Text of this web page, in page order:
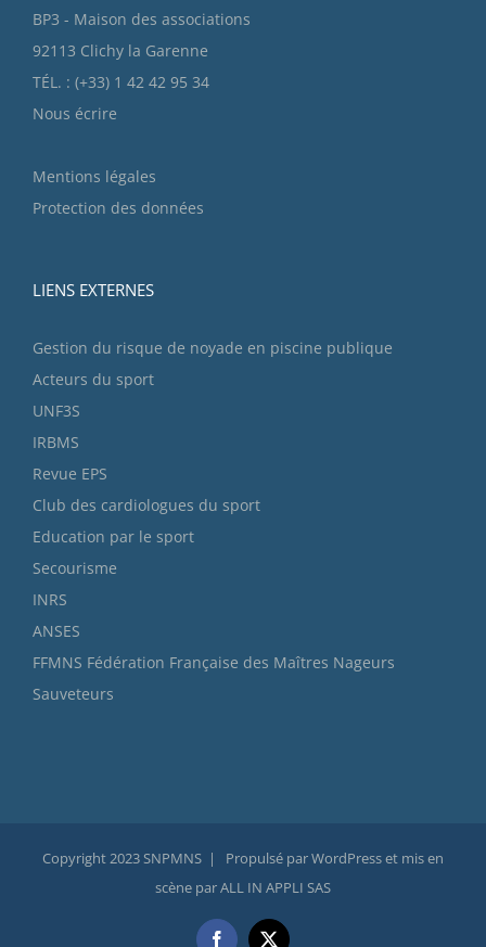
BP3 - Maison des associations
92113 Clichy la Garenne
TÉL. : (+33) 1 42 42 95 34
Nous écrire
Mentions légales
Protection des données
LIENS EXTERNES
Gestion du risque de noyade en piscine publique
Acteurs du sport
UNF3S
IRBMS
Revue EPS
Club des cardiologues du sport
Education par le sport
Secourisme
INRS
ANSES
FFMNS Fédération Française des Maîtres Nageurs
Sauveteurs
Copyright 2023 SNPMNS | Propulsé par WordPress et mis en
scène par ALL IN APPLI SAS